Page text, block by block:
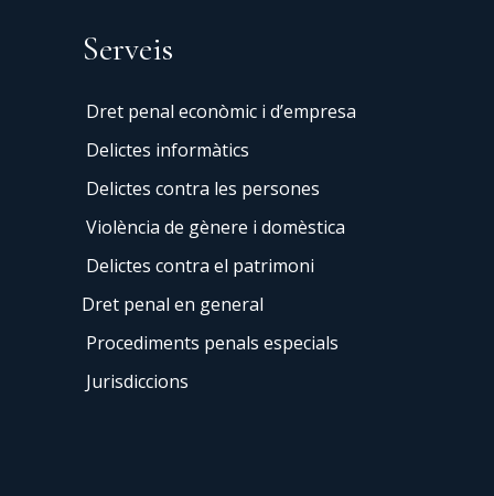
Serveis
Dret penal econòmic i d’empresa
Delictes informàtics
Delictes contra les persones
Violència de gènere i domèstica
Delictes contra el patrimoni
Dret penal en general
Procediments penals especials
Jurisdiccions